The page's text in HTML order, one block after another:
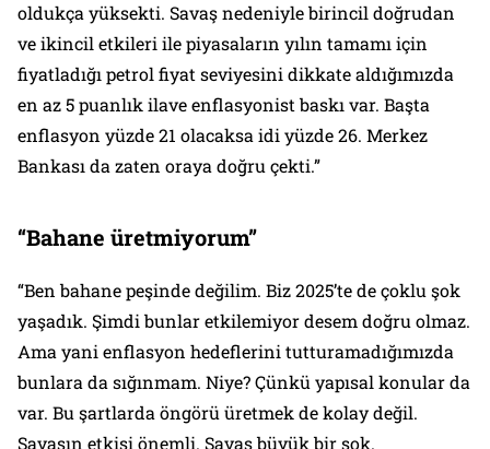
oldukça yüksekti. Savaş nedeniyle birincil doğrudan
ve ikincil etkileri ile piyasaların yılın tamamı için
fiyatladığı petrol fiyat seviyesini dikkate aldığımızda
en az 5 puanlık ilave enflasyonist baskı var. Başta
enflasyon yüzde 21 olacaksa idi yüzde 26. Merkez
Bankası da zaten oraya doğru çekti.”
“Bahane üretmiyorum”
“Ben bahane peşinde değilim. Biz 2025’te de çoklu şok
yaşadık. Şimdi bunlar etkilemiyor desem doğru olmaz.
Ama yani enflasyon hedeflerini tutturamadığımızda
bunlara da sığınmam. Niye? Çünkü yapısal konular da
var. Bu şartlarda öngörü üretmek de kolay değil.
Savaşın etkisi önemli. Savaş büyük bir şok.